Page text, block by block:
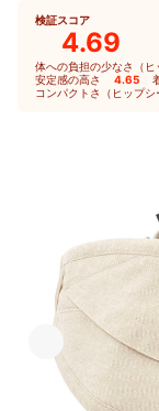
検証スコア
4.69
体への負担の少なさ（ヒ
安定感の高さ 4.65
コンパクトさ（ヒップシ